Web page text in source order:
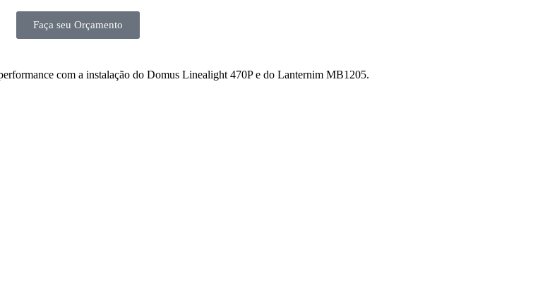
Faça seu Orçamento
com a instalação do Domus Linealight 470P e do Lanternim MB1205.